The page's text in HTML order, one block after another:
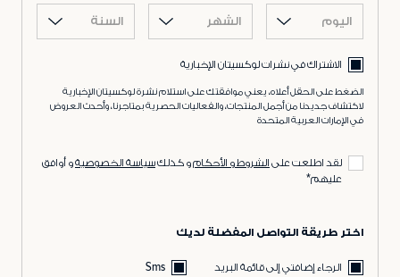
اليوم الشهر السنة
الاشتراك في نشرات لوكسيتان الإخبارية
الضغط على الحقل أعلاه، يعني موافقتك على استلام نشرة لوكسيتان الإخبارية
لاكتشاف جديدنا من أجمل المنتجات، والفعاليات الحصرية بمتاجرنا، وأحدث العروض
في الإمارات العربية المتحدة
لقد اطلعت على الشروط و الأحكامو كذلكسياسة الخصوصيةو أوافق
عليهم*
اختر طريقة التواصل المفضلة لديك
الرجاء إضافتي إلى قائمة البريد
Sms